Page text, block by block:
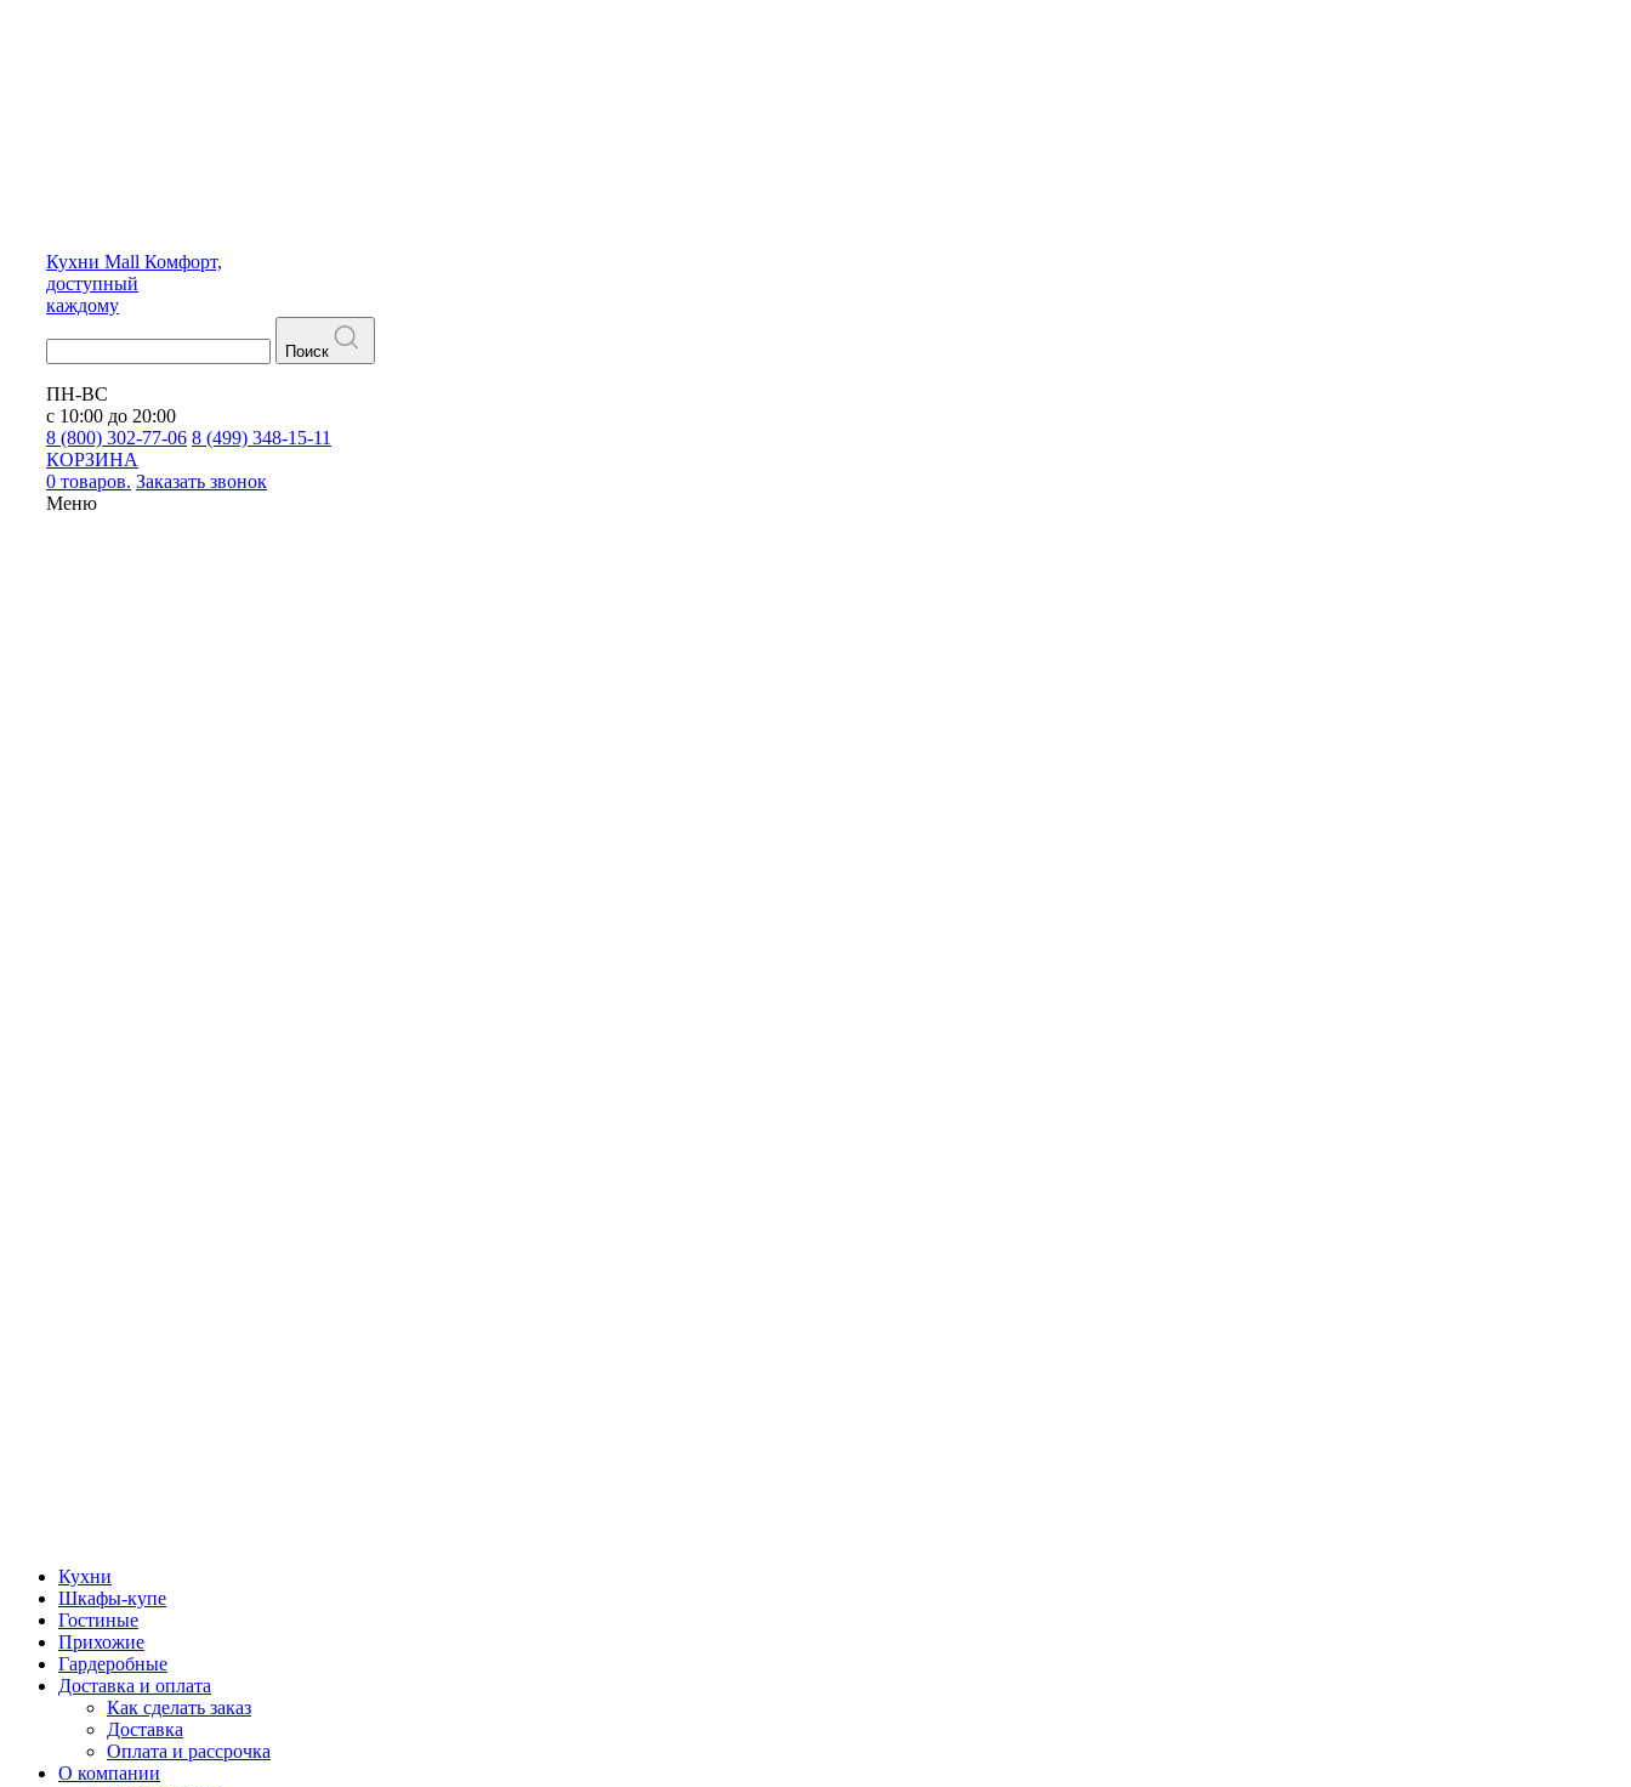
Кухни Mall Комфорт,
доступный
каждому
Поиск
ПН-ВС
с 10:00 до 20:00
8 (800) 302-77-06 8 (499) 348-15-11
КОРЗИНА
0 товаров. Заказать звонок
Меню
Кухни
Шкафы-купе
Гостиные
Прихожие
Гардеробные
Доставка и оплата
Как сделать заказ
Доставка
Оплата и рассрочка
О компании